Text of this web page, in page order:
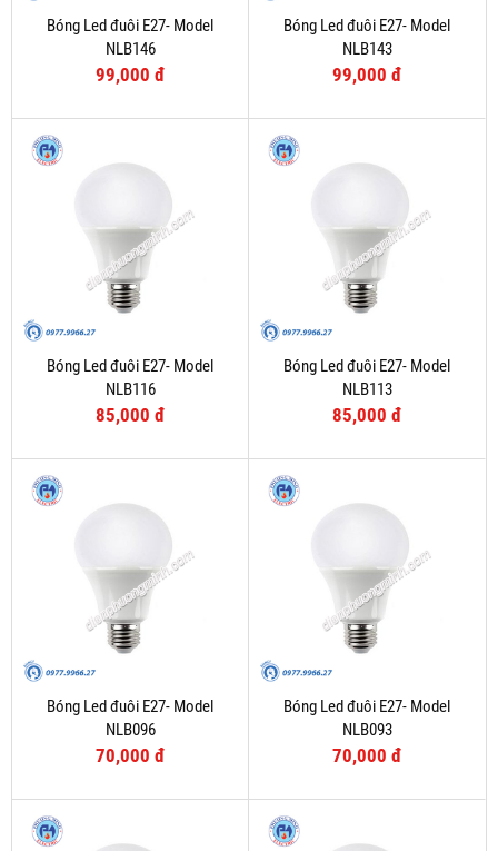
Bóng Led đuôi E27- Model
NLB146
99,000 đ
Bóng Led đuôi E27- Model
NLB143
99,000 đ
Bóng Led đuôi E27- Model
NLB116
85,000 đ
Bóng Led đuôi E27- Model
NLB113
85,000 đ
Bóng Led đuôi E27- Model
NLB096
70,000 đ
Bóng Led đuôi E27- Model
NLB093
70,000 đ